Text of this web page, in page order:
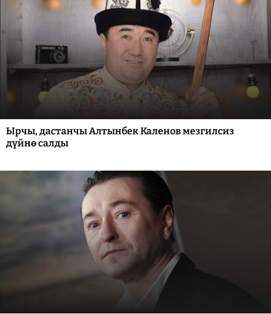
Ырчы, дастанчы Алтынбек Каленов мезгилсиз
дүйнө салды